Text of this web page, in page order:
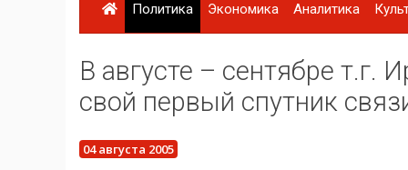
Политика Экономика Аналитика
В августе – сентябре т.г.
свой первый спутник
04 августа 2005